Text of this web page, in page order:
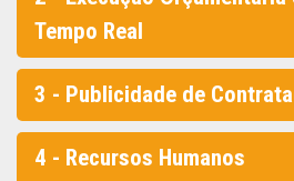
Tempo Real
3 - Publicidade de
4 - Recursos Humanos